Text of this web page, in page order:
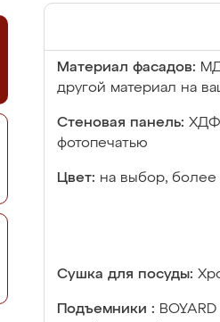
Материал фасадов:
другой материал на
Стеновая панель: ХДФ
фотопечатью
Цвет: на выбор, более
Сушка для посуды:
Подъемники :